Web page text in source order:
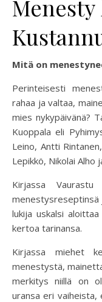
Mitä on
Perinteisesti
rahaa ja valtaa,
mies nykypäivänä?
Kuoppala eli
Leino, Antti
Lepikkö, Nikolai Alho
Kirjassa
menestysreseptinsä
lukija uskalsi
kertoa tarinansa.
Kirjassa miehet
menestystä,
merkitys niillä on
uransa eri vaiheista,